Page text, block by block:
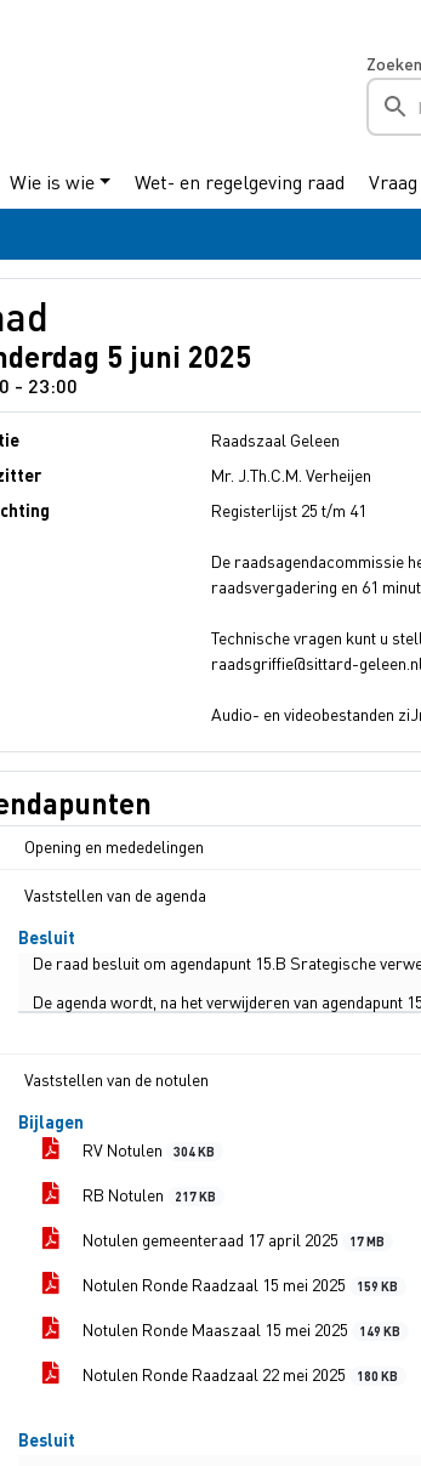
Zoeken
Wie is wie Wet- en regelgeving raad
5 juni 2025
- 23:00
Raadszaal Geleen
Mr. J.Th.C.M. Verheijen
Registerlijst 25 t/m 41
De raadsagendacommissie
raadsvergadering en 61
Technische vragen kunt u
raadsgriffie@sittard-geleen.nl
Audio- en videobestanden
Opening en mededelingen
Vaststellen van de agenda
Besluit
De raad besluit om agendapunt 15.B Srategische
De agenda wordt, na het verwijderen van agendapunt
Vaststellen van de notulen
Bijlagen
RV Notulen
304 KB
RB Notulen 217 KB
Notulen gemeenteraad 17 april 2025 17 MB
Notulen Ronde Raadzaal 15 mei 2025 159 KB
Notulen Ronde Maaszaal 15 mei 2025 149 KB
Notulen Ronde Raadzaal 22 mei 2025 180 KB
Besluit